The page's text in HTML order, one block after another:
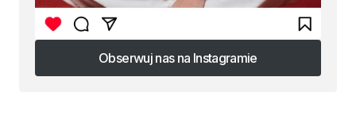
Obserwuj nas na Instagramie
Obserwuj nas na Instagramie